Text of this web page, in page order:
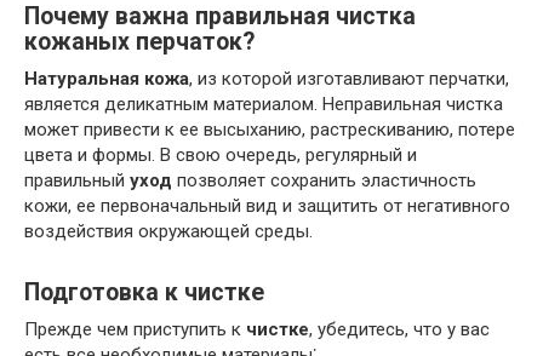
Почему важна правильная чистка
кожаных перчаток?
Натуральная кожа, из которой изготавливают перчатки,
является деликатным материалом. Неправильная чистка
может привести к ее высыханию, растрескиванию, потере
цвета и формы. В свою очередь, регулярный и
правильный уход позволяет сохранить эластичность
кожи, ее первоначальный вид и защитить от негативного
воздействия окружающей среды.
Подготовка к чистке
Прежде чем приступить к чистке, убедитесь, что у вас